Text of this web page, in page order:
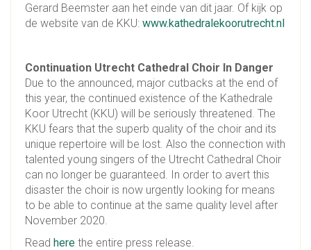
Gerard Beemster aan het einde van dit jaar. Of kijk op
de website van de KKU: www.kathedralekoorutrecht.nl
Continuation Utrecht Cathedral Choir In Danger
Due to the announced, major cutbacks at the end of
this year, the continued existence of the Kathedrale
Koor Utrecht (KKU) will be seriously threatened. The
KKU fears that the superb quality of the choir and its
unique repertoire will be lost. Also the connection with
talented young singers of the Utrecht Cathedral Choir
can no longer be guaranteed. In order to avert this
disaster the choir is now urgently looking for means
to be able to continue at the same quality level after
November 2020.
Read here the entire press release.